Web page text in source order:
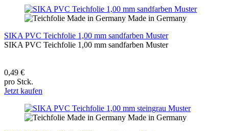
Made in Germany
SIKA PVC Teichfolie 1,00 mm sandfarben Muster
SIKA PVC Teichfolie 1,00 mm sandfarben Muster
0,49 €
pro Stck.
Jetzt kaufen
Made in Germany